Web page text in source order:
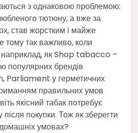
з однаковою проблемою:
тютюну, а вже за
став жорстким і майже
тому так важливо, коли
наприклад, як Shop tabacco –
популярних брендів
Parliament у герметичних
правильних умов
якісний табак потребує
покупки. Тож як зберегти
умовах?